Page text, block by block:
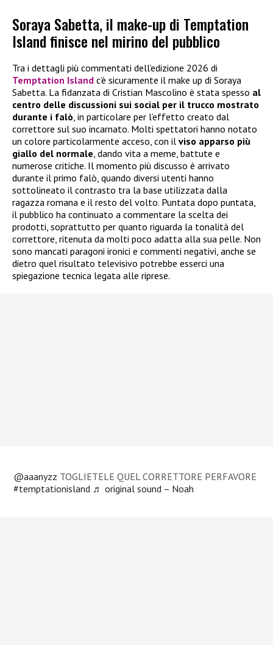
Soraya Sabetta, il make-up di Temptation
Island finisce nel mirino del pubblico
Tra i dettagli più commentati dell’edizione 2026 di
Temptation Island c’è sicuramente il make up di Soraya
Sabetta. La fidanzata di Cristian Mascolino è stata spesso al
centro delle discussioni sui social per il trucco mostrato
durante i falò, in particolare per l’effetto creato dal
correttore sul suo incarnato. Molti spettatori hanno notato
un colore particolarmente acceso, con il viso apparso più
giallo del normale, dando vita a meme, battute e
numerose critiche. Il momento più discusso è arrivato
durante il primo falò, quando diversi utenti hanno
sottolineato il contrasto tra la base utilizzata dalla
ragazza romana e il resto del volto. Puntata dopo puntata,
il pubblico ha continuato a commentare la scelta dei
prodotti, soprattutto per quanto riguarda la tonalità del
correttore, ritenuta da molti poco adatta alla sua pelle. Non
sono mancati paragoni ironici e commenti negativi, anche se
dietro quel risultato televisivo potrebbe esserci una
spiegazione tecnica legata alle riprese.
@aaanyzz TOGLIETELE QUEL CORRETTORE PERFAVORE
#temptationisland ♬ original sound – Noah